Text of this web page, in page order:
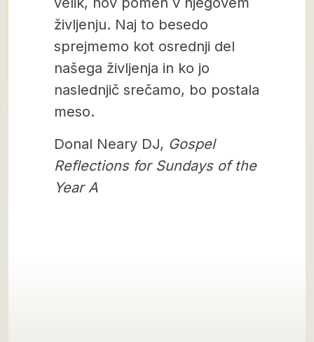
življenju. Naj to besedo
sprejmemo kot osrednji del
našega življenja in ko jo
naslednjič srečamo, bo postala
meso.
Donal Neary DJ, Gospel
Reflections for Sundays of the
Year A